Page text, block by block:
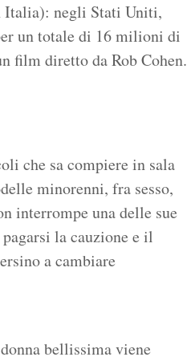
negli Stati Uniti,
un totale di 16 milioni di
film diretto da Rob Cohen.
che sa compiere in sala
minorenni, fra sesso,
interrompe una delle sue
la cauzione e il
a cambiare
bellissima viene